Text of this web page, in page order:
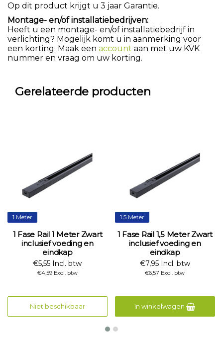
Op dit product krijgt u 3 jaar Garantie.
Montage- en/of installatiebedrijven:
Heeft u een montage- en/of installatiebedrijf in
verlichting? Mogelijk komt u in aanmerking voor
een korting. Maak een account aan met uw KVK
nummer en vraag om uw korting.
Gerelateerde producten
1 Meter
1 Fase Rail 1 Meter Zwart
inclusief voeding en
eindkap
€5,55 Incl. btw
€4,59 Excl. btw
Niet beschikbaar
1.5 Meter
1 Fase Rail 1,5 Meter Zwart
inclusief voeding en
eindkap
€7,95 Incl. btw
€6,57 Excl. btw
In winkelwagen